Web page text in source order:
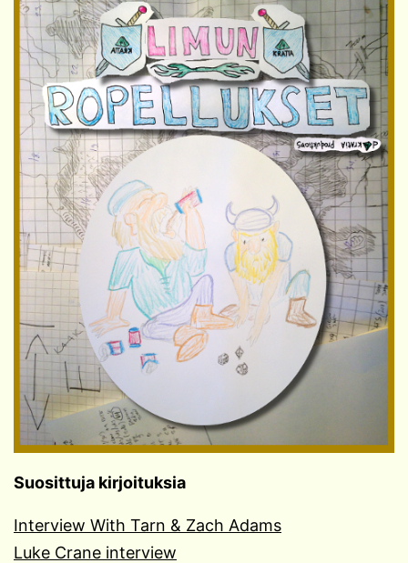
Suosittuja kirjoituksia
Interview With Tarn & Zach Adams
Luke Crane interview